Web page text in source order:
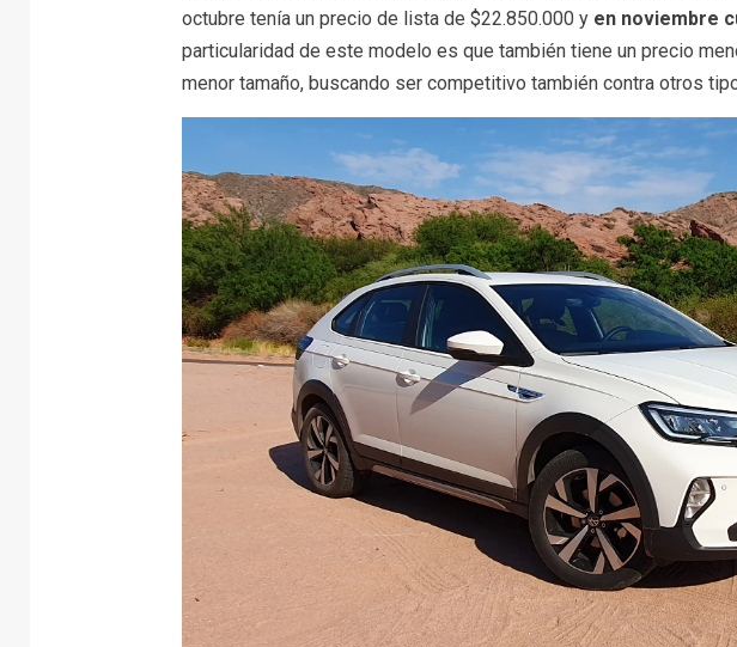
octubre tenía un precio de lista de $22.850.000 y en noviembre
particularidad de este modelo es que también tiene un precio
menor tamaño, buscando ser competitivo también contra otros